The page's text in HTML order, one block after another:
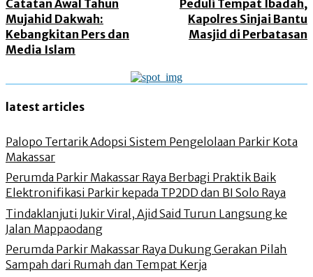
Catatan Awal Tahun
Mujahid Dakwah:
Kebangkitan Pers dan
Media Islam
Peduli Tempat Ibadah,
Kapolres Sinjai Bantu
Masjid di Perbatasan
latest articles
Palopo Tertarik Adopsi Sistem Pengelolaan Parkir Kota
Makassar
Perumda Parkir Makassar Raya Berbagi Praktik Baik
Elektronifikasi Parkir kepada TP2DD dan BI Solo Raya
Tindaklanjuti Jukir Viral, Ajid Said Turun Langsung ke
Jalan Mappaodang
Perumda Parkir Makassar Raya Dukung Gerakan Pilah
Sampah dari Rumah dan Tempat Kerja